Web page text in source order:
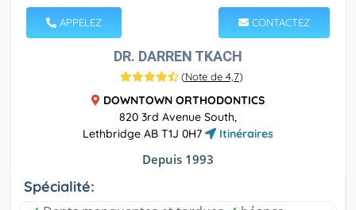
APPELEZ CONTACTEZ
DR. DARREN TKACH
(Note de 4,7)
DOWNTOWN ORTHODONTICS
820 3rd Avenue South,
Lethbridge AB T1J 0H7
Itinéraires
Depuis 1993
Spécialité: